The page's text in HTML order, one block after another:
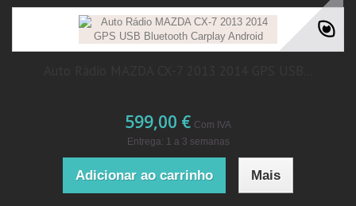
599,00 € Com IVA
Entrega: 1 a 3 semanas
Adicionar ao carrinho Mais